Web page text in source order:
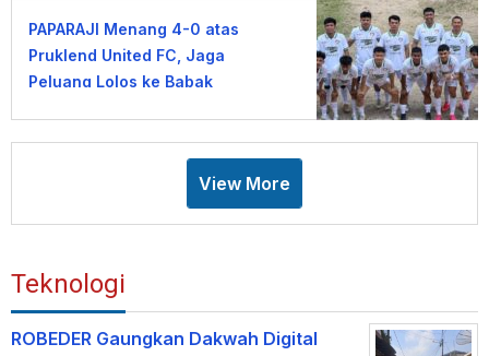
PAPARAJI Menang 4-0 atas
Pruklend United FC, Jaga
Peluang Lolos ke Babak
View More
Teknologi
ROBEDER Gaungkan Dakwah Digital